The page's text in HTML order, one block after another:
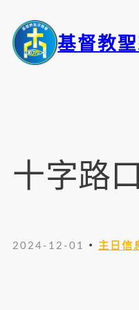
基督教
十字路
2024-12-01 ・主日信